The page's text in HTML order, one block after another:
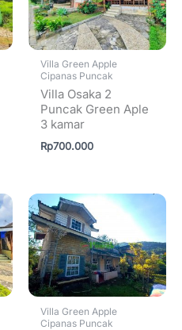
Villa Green Apple
Cipanas Puncak
Villa Osaka 2
Puncak Green Aple
3 kamar
Rp700.000
Villa Green Apple
Cipanas Puncak